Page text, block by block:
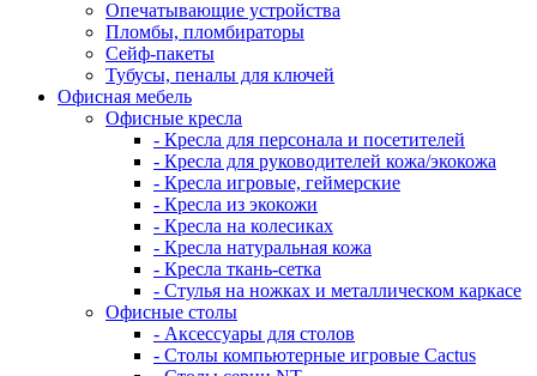
Опечатывающие устройства
Пломбы, пломбираторы
Сейф-пакеты
Тубусы, пеналы для ключей
Офисная мебель
Офисные кресла
- Кресла для персонала и посетителей
- Кресла для руководителей кожа/экокожа
- Кресла игровые, геймерские
- Кресла из экокожи
- Кресла на колесиках
- Кресла натуральная кожа
- Кресла ткань-сетка
- Стулья на ножках и металлическом каркасе
Офисные столы
- Аксессуары для столов
- Столы компьютерные игровые Cactus